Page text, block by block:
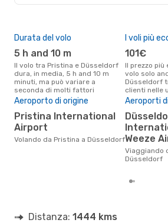
Durata del volo
5 h and 10 m
Il volo tra Pristina e Düsseldorf
dura, in media, 5 h and 10 m
minuti, ma può variare a
seconda di molti fattori
I voli più
101€
Il prezzo più economico per un
volo solo
Düsseldorf
clienti nelle
Aeroporto di origine
Pristina International
Airport
Volando da Pristina a Düsseldorf
Aeroporti
Düsseldorf
Weeze
Viaggiando da Pristina a
Düsseldorf
Distanza: 1444 kms